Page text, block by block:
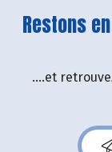
Restons
....et